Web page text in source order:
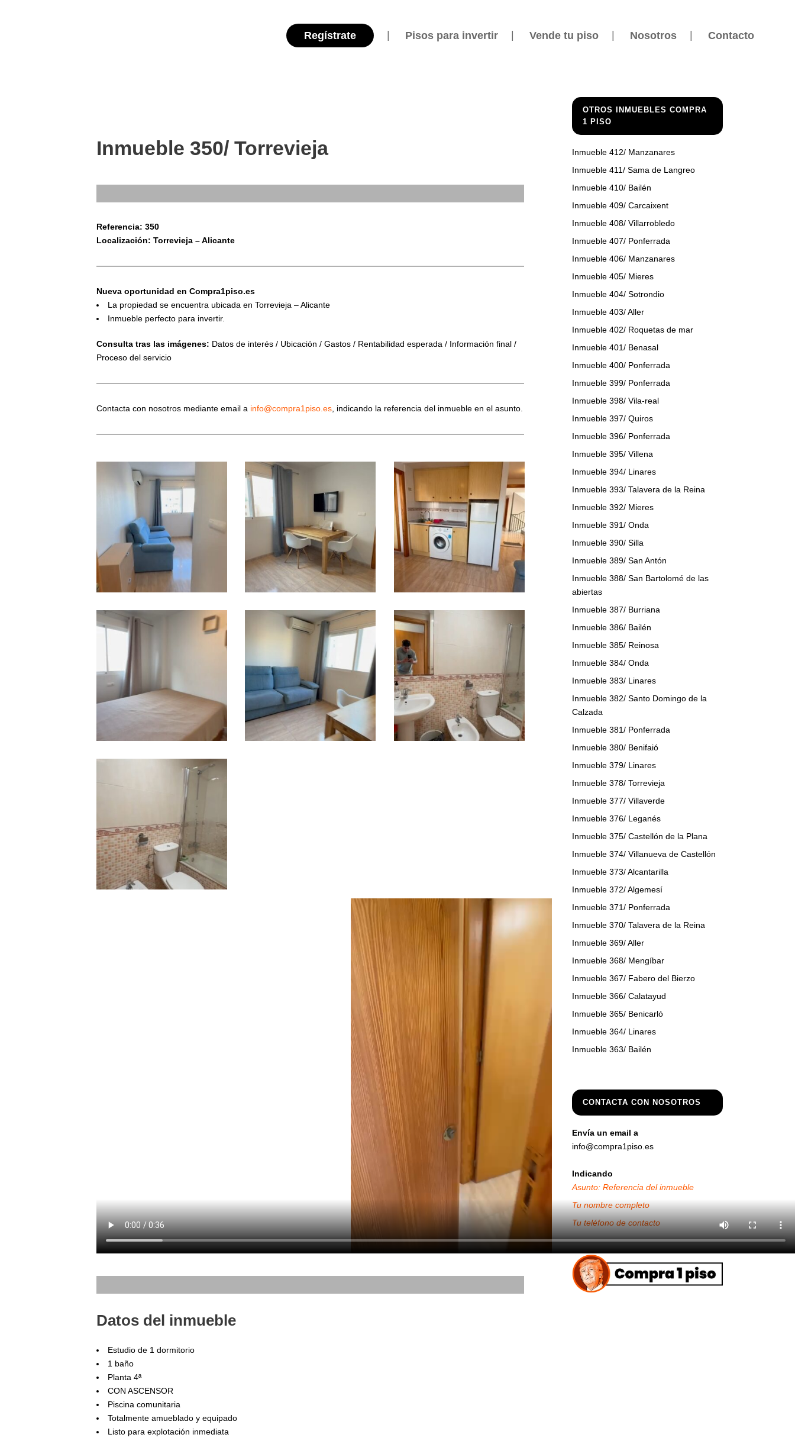
Regístrate Pisos para invertir Vende tu piso Nosotros Contacto
Inmueble 350/ Torrevieja
Referencia: 350
Localización: Torrevieja – Alicante
Nueva oportunidad en Compra1piso.es
La propiedad se encuentra ubicada en Torrevieja – Alicante
Inmueble perfecto para invertir.
Consulta tras las imágenes: Datos de interés / Ubicación / Gastos / Rentabilidad esperada / Información final /
Proceso del servicio
Contacta con nosotros mediante email a info@compra1piso.es , indicando la referencia del inmueble en el asunto.
Datos del inmueble
Estudio de 1 dormitorio
1 baño
Planta 4ª
CON ASCENSOR
Piscina comunitaria
Totalmente amueblado y equipado
Listo para explotación inmediata
OTROS INMUEBLES COMPRA
1 PISO
Inmueble 412/ Manzanares
Inmueble 411/ Sama de Langreo
Inmueble 410/ Bailén
Inmueble 409/ Carcaixent
Inmueble 408/ Villarrobledo
Inmueble 407/ Ponferrada
Inmueble 406/ Manzanares
Inmueble 405/ Mieres
Inmueble 404/ Sotrondio
Inmueble 403/ Aller
Inmueble 402/ Roquetas de mar
Inmueble 401/ Benasal
Inmueble 400/ Ponferrada
Inmueble 399/ Ponferrada
Inmueble 398/ Vila-real
Inmueble 397/ Quiros
Inmueble 396/ Ponferrada
Inmueble 395/ Villena
Inmueble 394/ Linares
Inmueble 393/ Talavera de la Reina
Inmueble 392/ Mieres
Inmueble 391/ Onda
Inmueble 390/ Silla
Inmueble 389/ San Antón
Inmueble 388/ San Bartolomé de las
abiertas
Inmueble 387/ Burriana
Inmueble 386/ Bailén
Inmueble 385/ Reinosa
Inmueble 384/ Onda
Inmueble 383/ Linares
Inmueble 382/ Santo Domingo de la
Calzada
Inmueble 381/ Ponferrada
Inmueble 380/ Benifaió
Inmueble 379/ Linares
Inmueble 378/ Torrevieja
Inmueble 377/ Villaverde
Inmueble 376/ Leganés
Inmueble 375/ Castellón de la Plana
Inmueble 374/ Villanueva de Castellón
Inmueble 373/ Alcantarilla
Inmueble 372/ Algemesí
Inmueble 371/ Ponferrada
Inmueble 370/ Talavera de la Reina
Inmueble 369/ Aller
Inmueble 368/ Mengíbar
Inmueble 367/ Fabero del Bierzo
Inmueble 366/ Calatayud
Inmueble 365/ Benicarló
Inmueble 364/ Linares
Inmueble 363/ Bailén
CONTACTA CON NOSOTROS
Envía un email a
info@compra1piso.es
Indicando
Asunto: Referencia del inmueble
Tu nombre completo
Tu teléfono de contacto